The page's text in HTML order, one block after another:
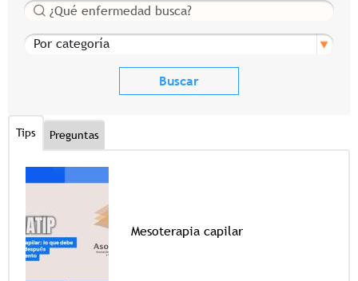
Buscar
Por categoría
Tips Preguntas
Mesoterapia capilar